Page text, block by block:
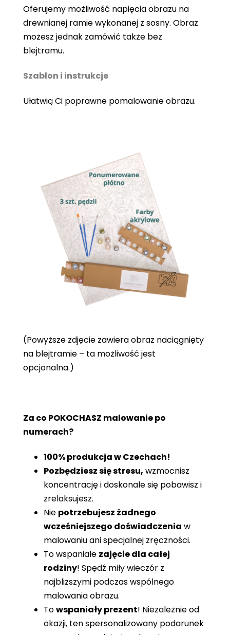
Oferujemy możliwość napięcia obrazu na
drewnianej ramie wykonanej z sosny. Obraz
możesz jednak zamówić także bez
blejtramu.
Szablon i instrukcje
Ułatwią Ci poprawne pomalowanie obrazu.
(Powyższe zdjęcie zawiera obraz naciągnięty
na blejtramie – ta możliwość jest
opcjonalna.)
Za co POKOCHASZ malowanie po
numerach?
100% produkcja w Czechach!
Pozbędziesz się stresu, wzmocnisz
koncentrację i doskonale się pobawisz i
zrelaksujesz.
Nie potrzebujesz żadnego
wcześniejszego doświadczenia w
malowaniu ani specjalnej zręczności.
To wspaniałe zajęcie dla całej
rodziny! Spędź miły wieczór z
najbliższymi podczas wspólnego
malowania obrazu.
Towspaniały prezent! Niezależnie od
okazji, ten spersonalizowany podarunek